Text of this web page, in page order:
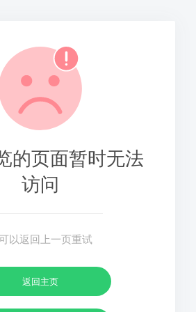
的页面暂时无法
访问
以返回上一页重试
返回主页